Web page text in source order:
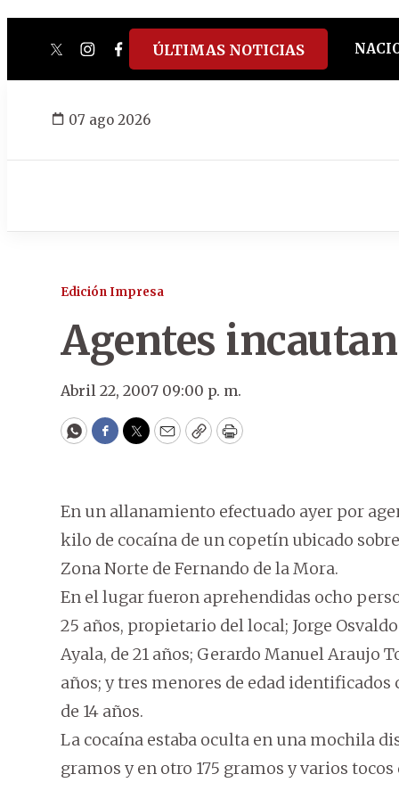
twitterinstagram
facebook
tiktokyoutube
spotify
ÚLTIMAS NOTICIAS
07 ago 2026
Edición Impresa
Agentes
Abril 22, 2007 09:00 p. m.
WhatsApp
Facebook
Twitter
EmailCopyPrint
En un allanamiento efectuado ayer por
kilo de cocaína de un copetín ubicado
Zona Norte de Fernando de la Mora.
En el lugar fueron aprehendidas ocho
25 años, propietario del local; Jorge
Ayala, de 21 años; Gerardo Manuel Araujo
años; y tres menores de edad identificados
de 14 años.
La cocaína estaba oculta en una mochila
gramos y en otro 175 gramos y varios tocos